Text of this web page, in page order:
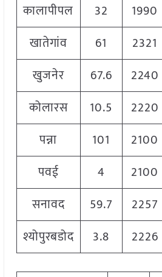
कालापीपल
32 1990
खातेगांव
61 2321
खुजनेर
67.6 2240
कोलारस
10.5 2220
पन्ना
101 2100
पवई
4 2100
सनावद
59.7 2257
श्योपुरबडोद
3.8 2226